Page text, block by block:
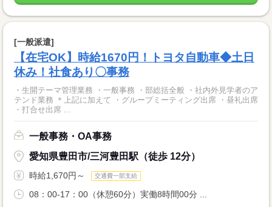
[一般派遣]
【在宅OK】時給1670円！トヨタ自動車◆土日
休み！社食あり〇事務
・生開テーマ管理業務 ・一般事務 ・部総括全般 ・社内外見学者のア
テンド業務 ＊上記に加えて ・グループミーティング出席 ・昼礼出席
・打合せ出席 ...
一般事務・OA事務
愛知県豊田市/三河豊田駅（徒歩 12分）
時給1,670円～ 交通費一部支給
08：00-17：00（休憩60分）実働8時間00分 ...